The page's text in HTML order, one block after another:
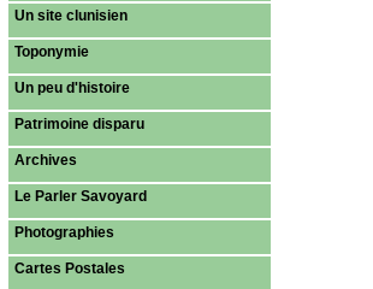
Un site clunisien
Toponymie
Un peu d'histoire
Patrimoine disparu
Archives
Le Parler Savoyard
Photographies
Cartes Postales